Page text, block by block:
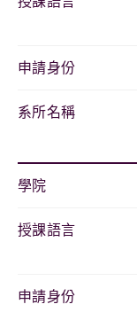
申請身份
系所名稱
學院
授課語言
申請身份